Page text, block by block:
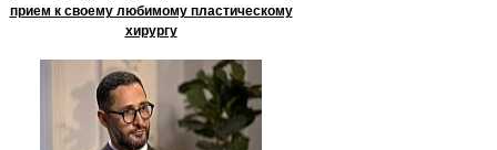
прием к своему любимому пластическому
хирургу